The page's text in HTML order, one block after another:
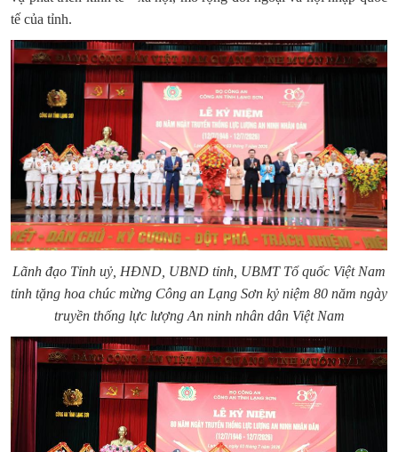
tế của tỉnh.
Lãnh đạo Tỉnh uỷ, HĐND, UBND tỉnh, UBMT Tổ quốc Việt Nam
tỉnh tặng hoa chúc mừng Công an Lạng Sơn kỷ niệm 80 năm ngày
truyền thống lực lượng An ninh nhân dân Việt Nam